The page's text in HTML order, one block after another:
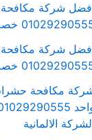
شركة
خصم 63%
شركة مكافحة
خصم 63%
مكافحة
الالمانية